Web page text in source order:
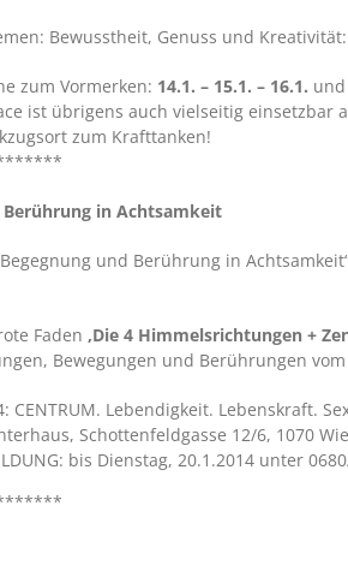
Bewusstheit, Genuss und
zum Vormerken: 14.1. – 15.1. – 16.1. und
ist übrigens auch vielseitig einsetzbar
zum Krafttanken!
Berührung in Achtsamkeit
und Berührung in
Faden ‚Die 4 Himmelsrichtungen +
Bewegungen und Berührungen
CENTRUM. Lebendigkeit. Lebenskraft.
Schottenfeldgasse 12/6, 1070
bis Dienstag, 20.1.2014 unter